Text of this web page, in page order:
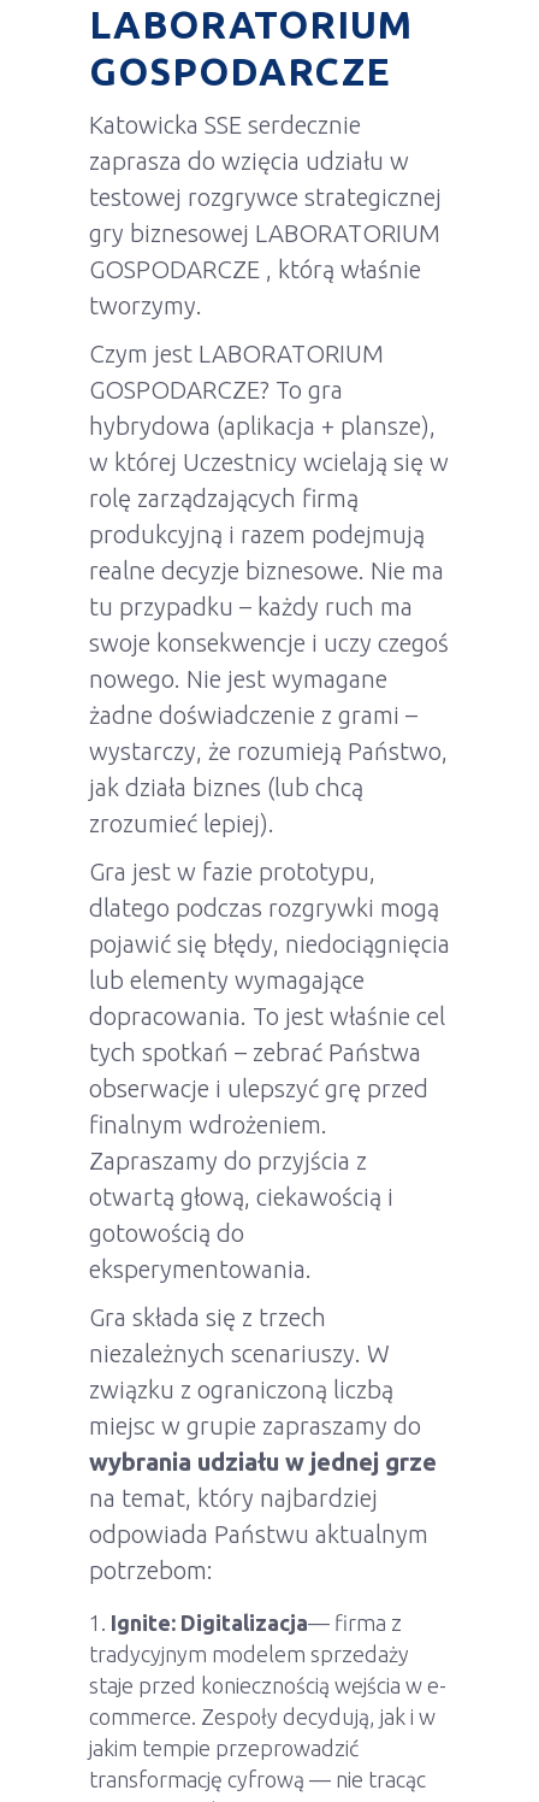
LABORATORIUM
GOSPODARCZE
Katowicka SSE serdecznie
zaprasza do wzięcia udziału w
testowej rozgrywce strategicznej
gry biznesowej LABORATORIUM
GOSPODARCZE , którą właśnie
tworzymy.
Czym jest LABORATORIUM
GOSPODARCZE? To gra
hybrydowa (aplikacja + plansze),
w której Uczestnicy wcielają się w
rolę zarządzających firmą
produkcyjną i razem podejmują
realne decyzje biznesowe. Nie ma
tu przypadku – każdy ruch ma
swoje konsekwencje i uczy czegoś
nowego. Nie jest wymagane
żadne doświadczenie z grami –
wystarczy, że rozumieją Państwo,
jak działa biznes (lub chcą
zrozumieć lepiej).
Gra jest w fazie prototypu,
dlatego podczas rozgrywki mogą
pojawić się błędy, niedociągnięcia
lub elementy wymagające
dopracowania. To jest właśnie cel
tych spotkań – zebrać Państwa
obserwacje i ulepszyć grę przed
finalnym wdrożeniem.
Zapraszamy do przyjścia z
otwartą głową, ciekawością i
gotowością do
eksperymentowania.
Gra składa się z trzech
niezależnych scenariuszy. W
związku z ograniczoną liczbą
miejsc w grupie zapraszamy do
wybrania udziału w jednej grze
na temat, który najbardziej
odpowiada Państwu aktualnym
potrzebom:
Ignite: Digitalizacja— firma z
tradycyjnym modelem sprzedaży
staje przed koniecznością wejścia w e-
commerce. Zespoły decydują, jak i w
jakim tempie przeprowadzić
transformację cyfrową — nie tracąc